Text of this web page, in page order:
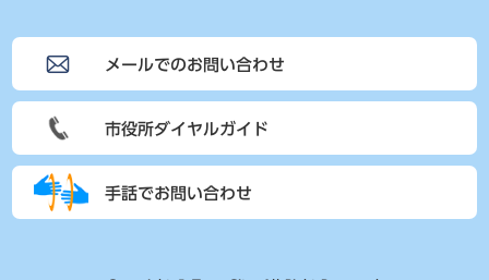
メールでのお問い合わせ
市役所ダイヤルガイド
手話でお問い合わせ